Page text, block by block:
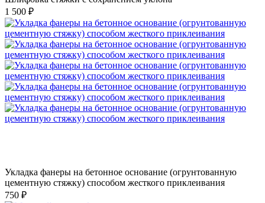
1 500 ₽
Укладка фанеры на бетонное основание (огрунтованную
цементную стяжку) способом жесткого приклеивания
750 ₽